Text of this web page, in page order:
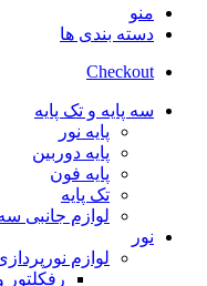
منو
دسته بندی ها
Checkout
سه پایه و تک پایه
پایه نور
پایه دوربین
پایه فون
تک پایه
لوازم جانبی سه
نور
لوازم
رفکلتور